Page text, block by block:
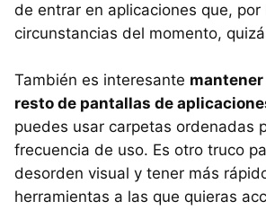
de entrar en aplicaciones que, por
circunstancias del momento,
También es interesante mantener
resto de pantallas de
puedes usar carpetas ordenadas
frecuencia de uso. Es otro truco
desorden visual y tener más
herramientas a las que quieras